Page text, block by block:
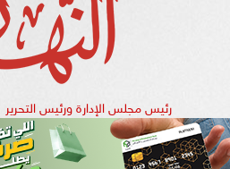
رئيس مجلس الإدارة ورئيس التحرير